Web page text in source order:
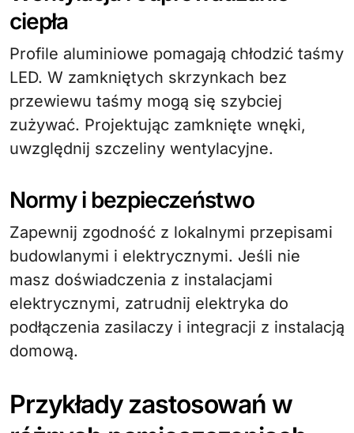
ciepła
Profile aluminiowe pomagają chłodzić taśmy
LED. W zamkniętych skrzynkach bez
przewiewu taśmy mogą się szybciej
zużywać. Projektując zamknięte wnęki,
uwzględnij szczeliny wentylacyjne.
Normy i bezpieczeństwo
Zapewnij zgodność z lokalnymi przepisami
budowlanymi i elektrycznymi. Jeśli nie
masz doświadczenia z instalacjami
elektrycznymi, zatrudnij elektryka do
podłączenia zasilaczy i integracji z instalacją
domową.
Przykłady zastosowań w